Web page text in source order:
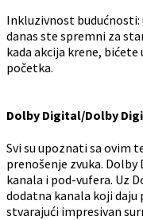
Inkluzivnost budućnosti:
danas ste spremni za
kada akcija krene,
početka.
Dolby Digital/Dolby
Svi su upoznati sa ovim
prenošenje zvuka.
kanala i pod-vufera. Uz
dodatna kanala koji daju
stvarajući impresivan